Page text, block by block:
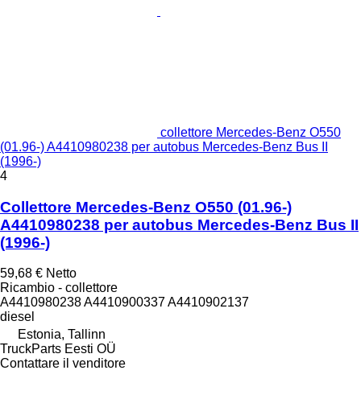
collettore Mercedes-Benz O550
(01.96-) A4410980238 per autobus Mercedes-Benz Bus II
(1996-)
4
Collettore Mercedes-Benz O550 (01.96-)
A4410980238 per autobus Mercedes-Benz Bus II
(1996-)
59,68 € Netto
Ricambio - collettore
A4410980238 A4410900337 A4410902137
diesel
Estonia, Tallinn
TruckParts Eesti OÜ
Contattare il venditore